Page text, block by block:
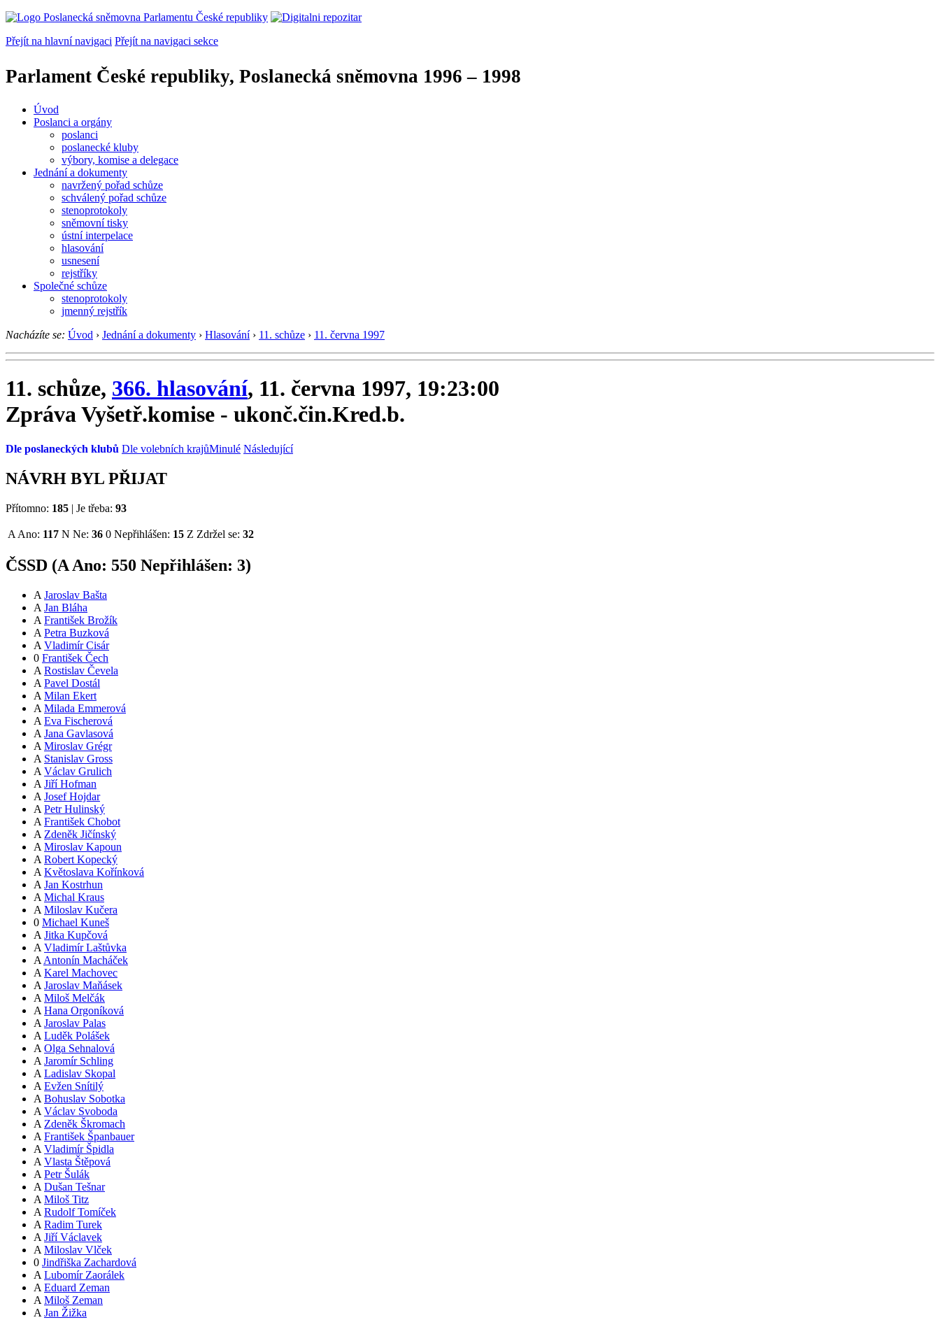
Přejít na hlavní navigaci Přejít na navigaci sekce
Parlament České republiky, Poslanecká sněmovna 1996 – 1998
Úvod
Poslanci a orgány
poslanci
poslanecké kluby
výbory, komise a delegace
Jednání a dokumenty
navržený pořad schůze
schválený pořad schůze
stenoprotokoly
sněmovní tisky
ústní interpelace
hlasování
usnesení
rejstříky
Společné schůze
stenoprotokoly
jmenný rejstřík
Nacházíte se: Úvod › Jednání a dokumenty › Hlasování › 11. schůze › 11. června 1997
11. schůze, 366. hlasování, 11. června 1997, 19:23:00
Zpráva Vyšetř.komise - ukonč.čin.Kred.b.
Dle poslaneckých klubů Dle volebních krajůMinulé Následující
NÁVRH BYL PŘIJAT
Přítomno: 185 | Je třeba: 93
A Ano: 117 N Ne: 36 0 Nepřihlášen: 15 Z Zdržel se: 32
ČSSD (AAno: 550 Nepřihlášen: 3)
A Jaroslav Bašta
A Jan Bláha
A František Brožík
A Petra Buzková
A Vladimír Cisár
0 František Čech
A Rostislav Čevela
A Pavel Dostál
A Milan Ekert
A Milada Emmerová
A Eva Fischerová
A Jana Gavlasová
A Miroslav Grégr
A Stanislav Gross
A Václav Grulich
A Jiří Hofman
A Josef Hojdar
A Petr Hulinský
A František Chobot
A Zdeněk Jičínský
A Miroslav Kapoun
A Robert Kopecký
A Květoslava Kořínková
A Jan Kostrhun
A Michal Kraus
A Miloslav Kučera
0 Michael Kuneš
A Jitka Kupčová
A Vladimír Laštůvka
A Antonín Macháček
A Karel Machovec
A Jaroslav Maňásek
A Miloš Melčák
A Hana Orgoníková
A Jaroslav Palas
A Luděk Polášek
A Olga Sehnalová
A Jaromír Schling
A Ladislav Skopal
A Evžen Snítilý
A Bohuslav Sobotka
A Václav Svoboda
A Zdeněk Škromach
A František Španbauer
A Vladimír Špidla
A Vlasta Štěpová
A Petr Šulák
A Dušan Tešnar
A Miloš Titz
A Rudolf Tomíček
A Radim Turek
A Jiří Václavek
A Miloslav Vlček
0 Jindřiška Zachardová
A Lubomír Zaorálek
A Eduard Zeman
A Miloš Zeman
A Jan Žižka